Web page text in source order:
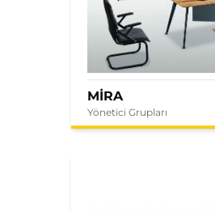
MİRA
Yönetici Grupları